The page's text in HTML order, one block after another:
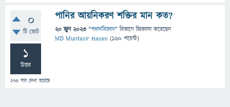
0
টি ভোট
1
উত্তর
273 বার দেখা হয়েছে
পানির আয়নিকরণ শক্তির মান কত?
20 জুন 2023 "পদার্থবিজ্ঞান" বিভাগে জিজ্ঞাসাকরেছেন
MD Muntasir Hasan (160 পয়েন্ট)